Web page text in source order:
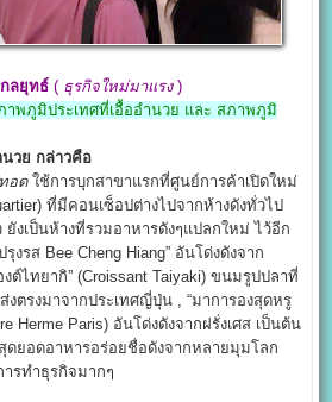
ลยุทธ์ ( ธุรกิจใหม่มาแรง )
พภูมิประเทศที่เอื้ออำนวย และ สภาพภูมิ
วย กล่าวคือ
อดใช้การบุกสาขาแรกที่ศูนย์การค้าเปิดใหม่
ที่มีคอนเซ็อปต่างไปจากห้างดังทั่วไป
งเป็นห้างที่รวมอาหารดังๆแปลกใหม่ ไว้อีก
งรส Bee Cheng Hiang” อันโด่งดังจาก
ต์ไทยากิ” (Croissant Taiyaki) ขนมรูปปลาที่
ตรงมาจากประเทศญี่ปุ่น , “มาการองสุดหรู
Herme Paris) อันโด่งดังจากฝรั่งเศส เป็นต้น
ดยอดอาหารอร่อยชื่อดังจากหลายมุมโลก
รทำธุรกิจมากๆ